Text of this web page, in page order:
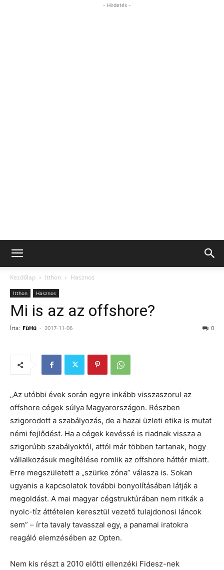
- Hirdetés -
Kezdőlap Itthon Hasznos
Itthon Hasznos
Mi is az az offshore?
Írta: FüHü - 2017-11-06 0
„Az utóbbi évek során egyre inkább visszaszorul az
offshore cégek súlya Magyarországon. Részben
szigorodott a szabályozás, de a hazai üzleti etika is mutat
némi fejlődést. Ha a cégek kevéssé is riadnak vissza a
szigorúbb szabályoktól, attól már többen tartanak, hogy
vállalkozásuk megítélése romlik az offshore háttér miatt.
Erre megszületett a „szürke zóna” válasza is. Sokan
ugyanis a kapcsolatok további bonyolításában látják a
megoldást. A mai magyar cégstruktúrában nem ritkák a
nyolc-tíz áttételen keresztül vezető tulajdonosi láncok
sem” – írta tavaly tavasszal egy, a panamai iratokra
reagáló elemzésében az Opten.
Nem kis részt a 2010 előtti ellenzéki Fidesz-nek